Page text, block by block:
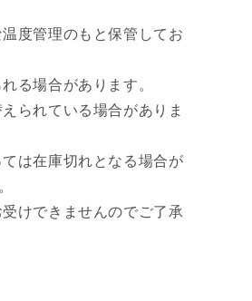
度管理のもと保管してお
る場合があります。
られている場合がありま
は在庫切れとなる場合が
けできませんのでご了承